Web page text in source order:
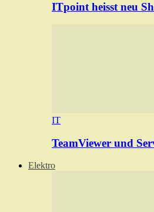
ITpoint heisst neu
IT
TeamViewer und
Elektro